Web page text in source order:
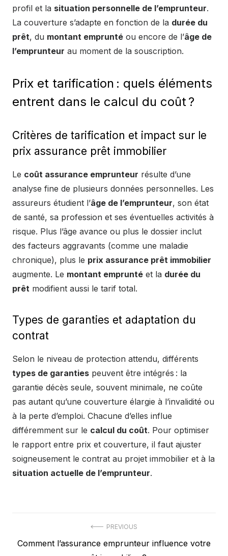
profil et la situation personnelle de l’emprunteur.
La couverture s’adapte en fonction de la durée du
prêt, du montant emprunté ou encore de l’âge de
l’emprunteur au moment de la souscription.
Prix et tarification : quels éléments
entrent dans le calcul du coût ?
Critères de tarification et impact sur le
prix assurance prêt immobilier
Le coût assurance emprunteur résulte d’une
analyse fine de plusieurs données personnelles. Les
assureurs étudient l’âge de l’emprunteur, son état
de santé, sa profession et ses éventuelles activités à
risque. Plus l’âge avance ou plus le dossier inclut
des facteurs aggravants (comme une maladie
chronique), plus le prix assurance prêt immobilier
augmente. Le montant emprunté et la durée du
prêt modifient aussi le tarif total.
Types de garanties et adaptation du
contrat
Selon le niveau de protection attendu, différents
types de garanties peuvent être intégrés : la
garantie décès seule, souvent minimale, ne coûte
pas autant qu’une couverture élargie à l’invalidité ou
à la perte d’emploi. Chacune d’elles influe
différemment sur le calcul du coût. Pour optimiser
le rapport entre prix et couverture, il faut ajuster
soigneusement le contrat au projet immobilier et à la
situation actuelle de l’emprunteur.
de
PREVIOUS
Previous
Comment l’assurance emprunteur influence votre